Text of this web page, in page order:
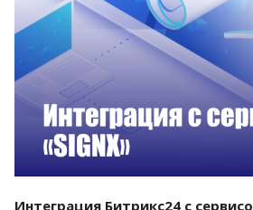
Смотреть проект
Интеграция Битрикс24 с